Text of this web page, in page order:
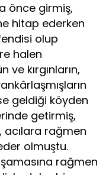
önce girmiş,
hitap ederken
olup
halen
kırgınların,
geldiği köyden
getirmiş,
acılara rağmen
olmuştu.
rağmen